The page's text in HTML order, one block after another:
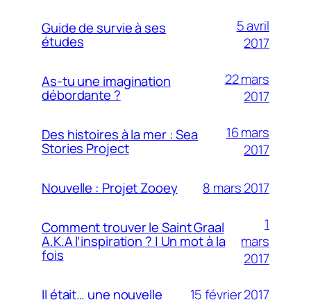
Guide de survie à ses
études
5 avril
2017
As-tu une imagination
débordante ?
22 mars
2017
Des histoires à la mer : Sea
Stories Project
16 mars
2017
Nouvelle : Projet Zooey 8 mars 2017
Comment trouver le Saint Graal
A.K.A l’inspiration ? | Un mot à la
fois
1
mars
2017
Il était… une nouvelle 15 février 2017